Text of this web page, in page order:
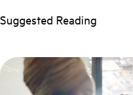
Suggested Reading